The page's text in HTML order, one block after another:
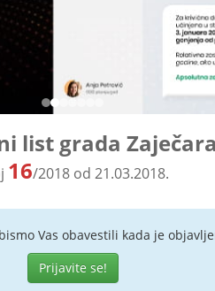
list grada Zaječara
16/2018 od 21.03.2018.
Vas obavestili kada je
Prijavite se!